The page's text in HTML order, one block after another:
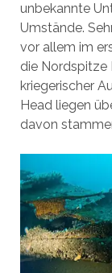
unbekannte
Umstände.
vor allem im
die Nordspitze
kriegerischer
Head liegen
davon